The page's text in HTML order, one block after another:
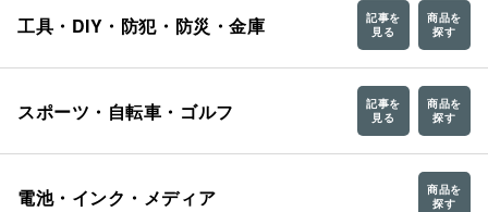
工具・DIY・防犯・防災・金庫
記事を
見る
商品を
探す
スポーツ・自転車・ゴルフ
記事を
見る
商品を
探す
電池・インク・メディア
商品を
探す